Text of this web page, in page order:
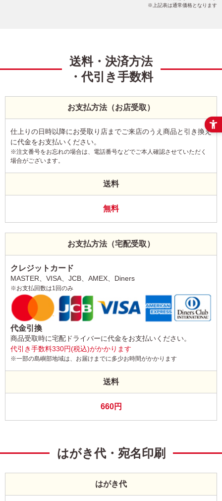
上記表は通常価格となります
送料・決済方法
・代引き手数料
お支払方法（お店受取）
仕上りの日時以降にお受取り店までご来店のうえ商品と引き換え
に代金をお支払いください。
※注文番号をお忘れの場合は、電話番号などでご本人確認させていただく
場合がございます。
送料
無料
お支払方法（宅配受取）
クレジットカード
MASTER、VISA、JCB、AMEX、Diners
※お支払回数は1回のみ
代金引換
商品受取時に宅配ドライバーに代金をお支払いください。
代引き手数料330円(税込)がかかります
※一部の島嶼部地域は、お届けまでに多少お時間がかかります
送料
660円
はがき代・宛名印刷
はがき代